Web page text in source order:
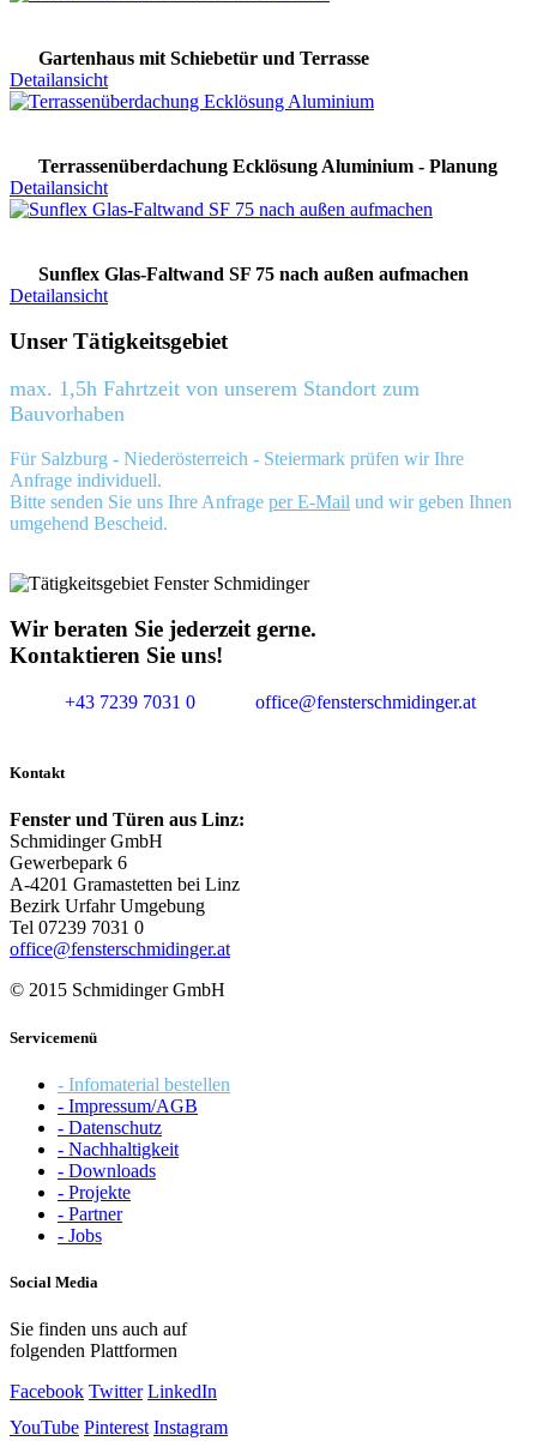
Gartenhaus mit Schiebetür und Terrasse
Detailansicht
Terrassenüberdachung Ecklösung Aluminium - Planung
Detailansicht
Sunflex Glas-Faltwand SF 75 nach außen aufmachen
Detailansicht
Unser Tätigkeitsgebiet
max. 1,5h Fahrtzeit von unserem Standort zum
Bauvorhaben
Für Salzburg - Niederösterreich - Steiermark prüfen wir Ihre
Anfrage individuell.
Bitte senden Sie uns Ihre Anfrage per E-Mail und wir geben Ihnen
umgehend Bescheid.
Wir beraten Sie jederzeit gerne.
Kontaktieren Sie uns!
+43 7239 7031 0 office@fensterschmidinger.at
Kontakt
Fenster und Türen aus Linz:
Schmidinger GmbH
Gewerbepark 6
A-4201 Gramastetten bei Linz
Bezirk Urfahr Umgebung
Tel 07239 7031 0
office@fensterschmidinger.at
© 2015 Schmidinger GmbH
Servicemenü
- Infomaterial bestellen
- Impressum/AGB
- Datenschutz
- Nachhaltigkeit
- Downloads
- Projekte
- Partner
- Jobs
Social Media
Sie finden uns auch auf
folgenden Plattformen
Facebook Twitter LinkedIn
YouTube Pinterest Instagram